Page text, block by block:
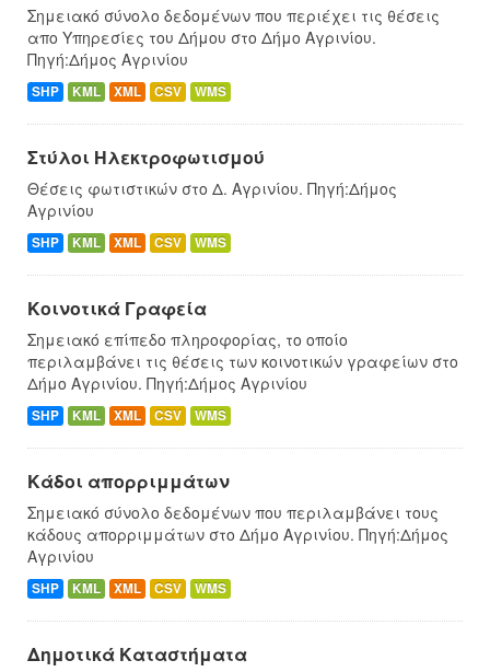
Σημειακό σύνολο δεδομένων που περιέχει τις θέσεις
απο Υπηρεσίες του Δήμου στο Δήμο Αγρινίου.
Πηγή:Δήμος Αγρινίου
SHP KML XML CSV WMS
Στύλοι Ηλεκτροφωτισμού
Θέσεις φωτιστικών στο Δ. Αγρινίου. Πηγή:Δήμος
Αγρινίου
SHP KML XML CSV WMS
Κοινοτικά Γραφεία
Σημειακό επίπεδο πληροφορίας, το οποίο
περιλαμβάνει τις θέσεις των κοινοτικών γραφείων στο
Δήμο Αγρινίου. Πηγή:Δήμος Αγρινίου
SHP KML XML CSV WMS
Κάδοι απορριμμάτων
Σημειακό σύνολο δεδομένων που περιλαμβάνει τους
κάδους απορριμμάτων στο Δήμο Αγρινίου. Πηγή:Δήμος
Αγρινίου
SHP KML XML CSV WMS
Δημοτικά Καταστήματα